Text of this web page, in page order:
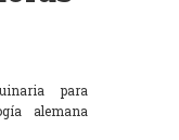
para
alemana